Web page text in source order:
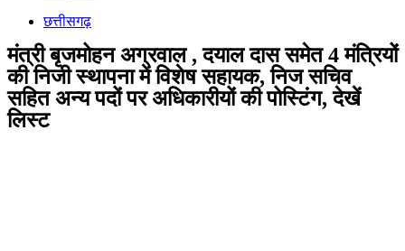
छत्तीसगढ़
मंत्री बृजमोहन अग्रवाल , दयाल दास समेत 4 मंत्रियों
की निजी स्थापना में विशेष सहायक, निज सचिव
सहित अन्य पदों पर अधिकारीयों की पोस्टिंग, देखें
लिस्ट